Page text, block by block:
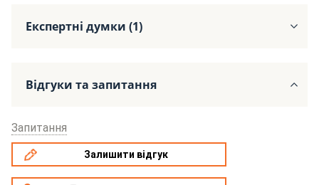
Експертні думки (1)
Відгуки та запитання
Запитання
Залишити відгук